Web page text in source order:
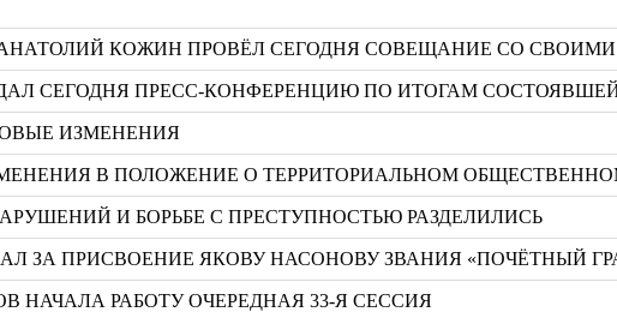
КОЖИН ПРОВЁЛ СЕГОДНЯ СОВЕЩАНИЕ СО
СЕГОДНЯ ПРЕСС-КОНФЕРЕНЦИЮ ПО ИТОГАМ
ИЗМЕНЕНИЯ
В ПОЛОЖЕНИЕ О ТЕРРИТОРИАЛЬНОМ
И БОРЬБЕ С ПРЕСТУПНОСТЬЮ РАЗДЕЛИЛИСЬ
ЗА ПРИСВОЕНИЕ ЯКОВУ НАСОНОВУ ЗВАНИЯ «ПОЧЁТНЫЙ
НАЧАЛА РАБОТУ ОЧЕРЕДНАЯ 33-Я СЕССИЯ